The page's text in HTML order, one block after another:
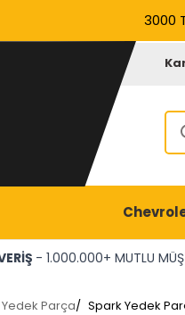
3000
- 1.000.000+ MUTLU
Parça/ Spark Yedek